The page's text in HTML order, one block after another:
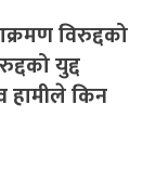
विरुद्दको
युद्द
हामीले किन